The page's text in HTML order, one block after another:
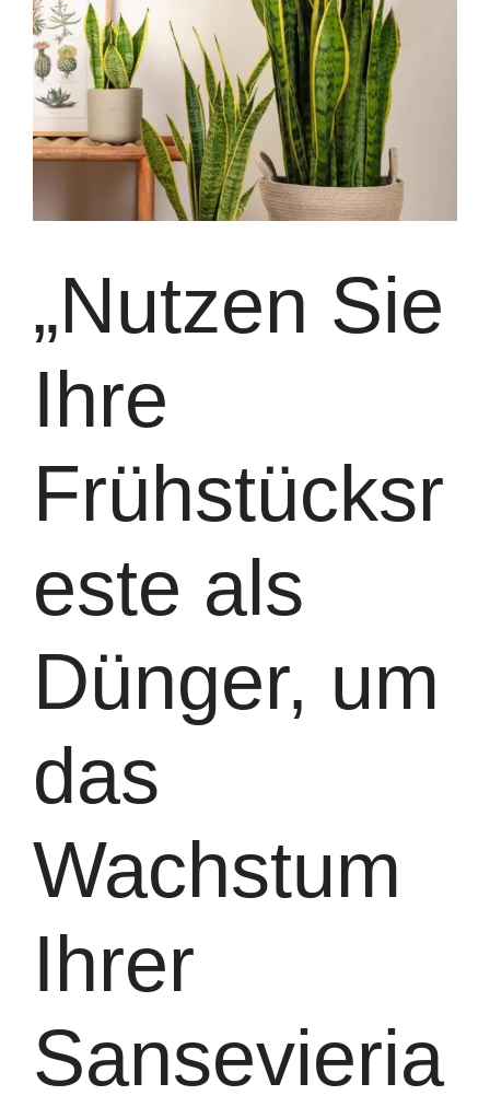
„Nutzen Sie
Ihre
Frühstücksr
este als
Dünger, um
das
Wachstum
Ihrer
Sansevieria